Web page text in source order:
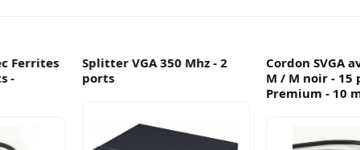
Splitter VGA 350 Mhz - 2
ports
Cordon SVGA avec Ferrites
M / M noir - 15 pts -
Premium - 10 m